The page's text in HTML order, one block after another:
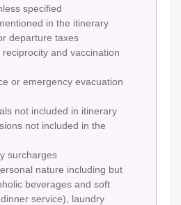
specified
in the itinerary
departure taxes
and vaccination
or emergency evacuation
not included in itinerary
not included in the
surcharges
nature including but
beverages and soft
service), laundry